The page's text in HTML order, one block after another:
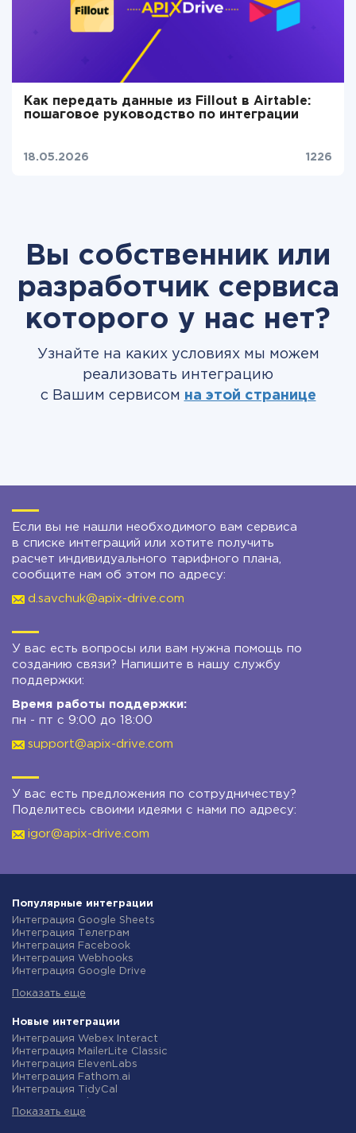
Как передать данные из Fillout в Airtable:
пошаговое руководство по интеграции
18.05.2026 1226
Вы собственник или
разработчик сервиса
которого у нас нет?
Узнайте на каких условиях мы можем
реализовать интеграцию
с Вашим сервисом на этой странице
Если вы не нашли необходимого вам сервиса
в списке интеграций или хотите получить
расчет индивидуального тарифного плана,
сообщите нам об этом по адресу:
d.savchuk@apix-drive.com
У вас есть вопросы или вам нужна помощь по
созданию связи? Напишите в нашу службу
поддержки:
Время работы поддержки:
пн - пт с 9:00 до 18:00
support@apix-drive.com
У вас есть предложения по сотрудничеству?
Поделитесь своими идеями с нами по адресу:
igor@apix-drive.com
Популярные интеграции
Интеграция Google Sheets
Интеграция Телеграм
Интеграция Facebook
Интеграция Webhooks
Интеграция Google Drive
Интеграция Gmail
Интеграция Новая Почта
Интеграция Binotel
Интеграция OpenAI (ChatGPT)
Интеграция Prom
Интеграция Приват24
Интеграция OLX
Интеграция TurboSMS
Интеграция SendPulse
Показать еще
Новые интеграции
Интеграция Webex Interact
Интеграция MailerLite Classic
Интеграция ElevenLabs
Интеграция Fathom.ai
Интеграция TidyCal
Интеграция Gist
Показать еще